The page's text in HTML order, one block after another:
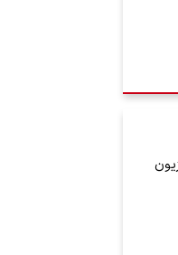
با شبکه 12 تلویزیون